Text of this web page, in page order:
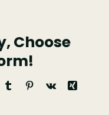
Choose
TumblrPinterest
Vk
Xing